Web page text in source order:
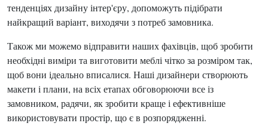
тенденціях дизайну інтер'єру, допоможуть підібрати
найкращий варіант, виходячи з потреб замовника.
Також ми можемо відправити наших фахівців, щоб зробити
необхідні виміри та виготовити меблі чітко за розміром так,
щоб вони ідеально вписалися. Наші дизайнери створюють
макети і плани, на всіх етапах обговорюючи все із
замовником, радячи, як зробити краще і ефективніше
використовувати простір, що є в розпорядженні.